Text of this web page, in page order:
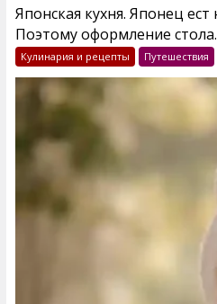
Японская кухня. Японец
Поэтому оформление
Кулинария и рецепты Путешествия